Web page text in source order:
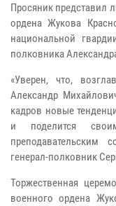
Просяник представил
ордена Жукова
национальной
полковника
«Уверен, что,
Александр
кадров новые
и поделится
преподавательским
генерал-полковник
Торжественная
военного ордена